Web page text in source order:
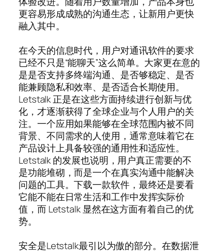
更容易形成成熟的沟通生态，让新用户更快
融入其中。
在今天的信息时代，用户对通讯软件的要求
已经不只是“能聊天”这么简单。大家更在意的
是是否支持多终端沟通、是否够稳定、是否
能兼顾隐私和效率、是否适合长期使用。
Letstalk 正是在这些方面持续进行创新与优
化，才逐渐获得了全球企业与个人用户的关
注。一个应用如果能够在全球范围内被不同
背景、不同需求的人使用，通常意味着它在
产品设计上具备较强的通用性和适应性。
Letstalk 的发展也说明，用户真正需要的不
是功能堆砌，而是一个在真实沟通中能解决
问题的工具。下载一款软件，最终还是要看
它能不能在日常生活和工作中发挥实际价
值，而 Letstalk 显然在这方面有着自己的优
势。
安全是Letstalk最引以为傲的部分。在数据泄